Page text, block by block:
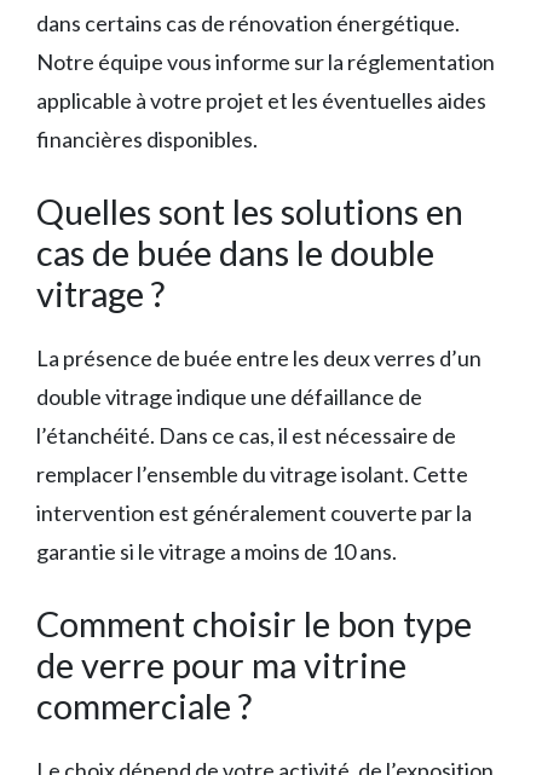
dans certains cas de rénovation énergétique.
Notre équipe vous informe sur la réglementation
applicable à votre projet et les éventuelles aides
financières disponibles.
Quelles sont les solutions en
cas de buée dans le double
vitrage ?
La présence de buée entre les deux verres d’un
double vitrage indique une défaillance de
l’étanchéité. Dans ce cas, il est nécessaire de
remplacer l’ensemble du vitrage isolant. Cette
intervention est généralement couverte par la
garantie si le vitrage a moins de 10 ans.
Comment choisir le bon type
de verre pour ma vitrine
commerciale ?